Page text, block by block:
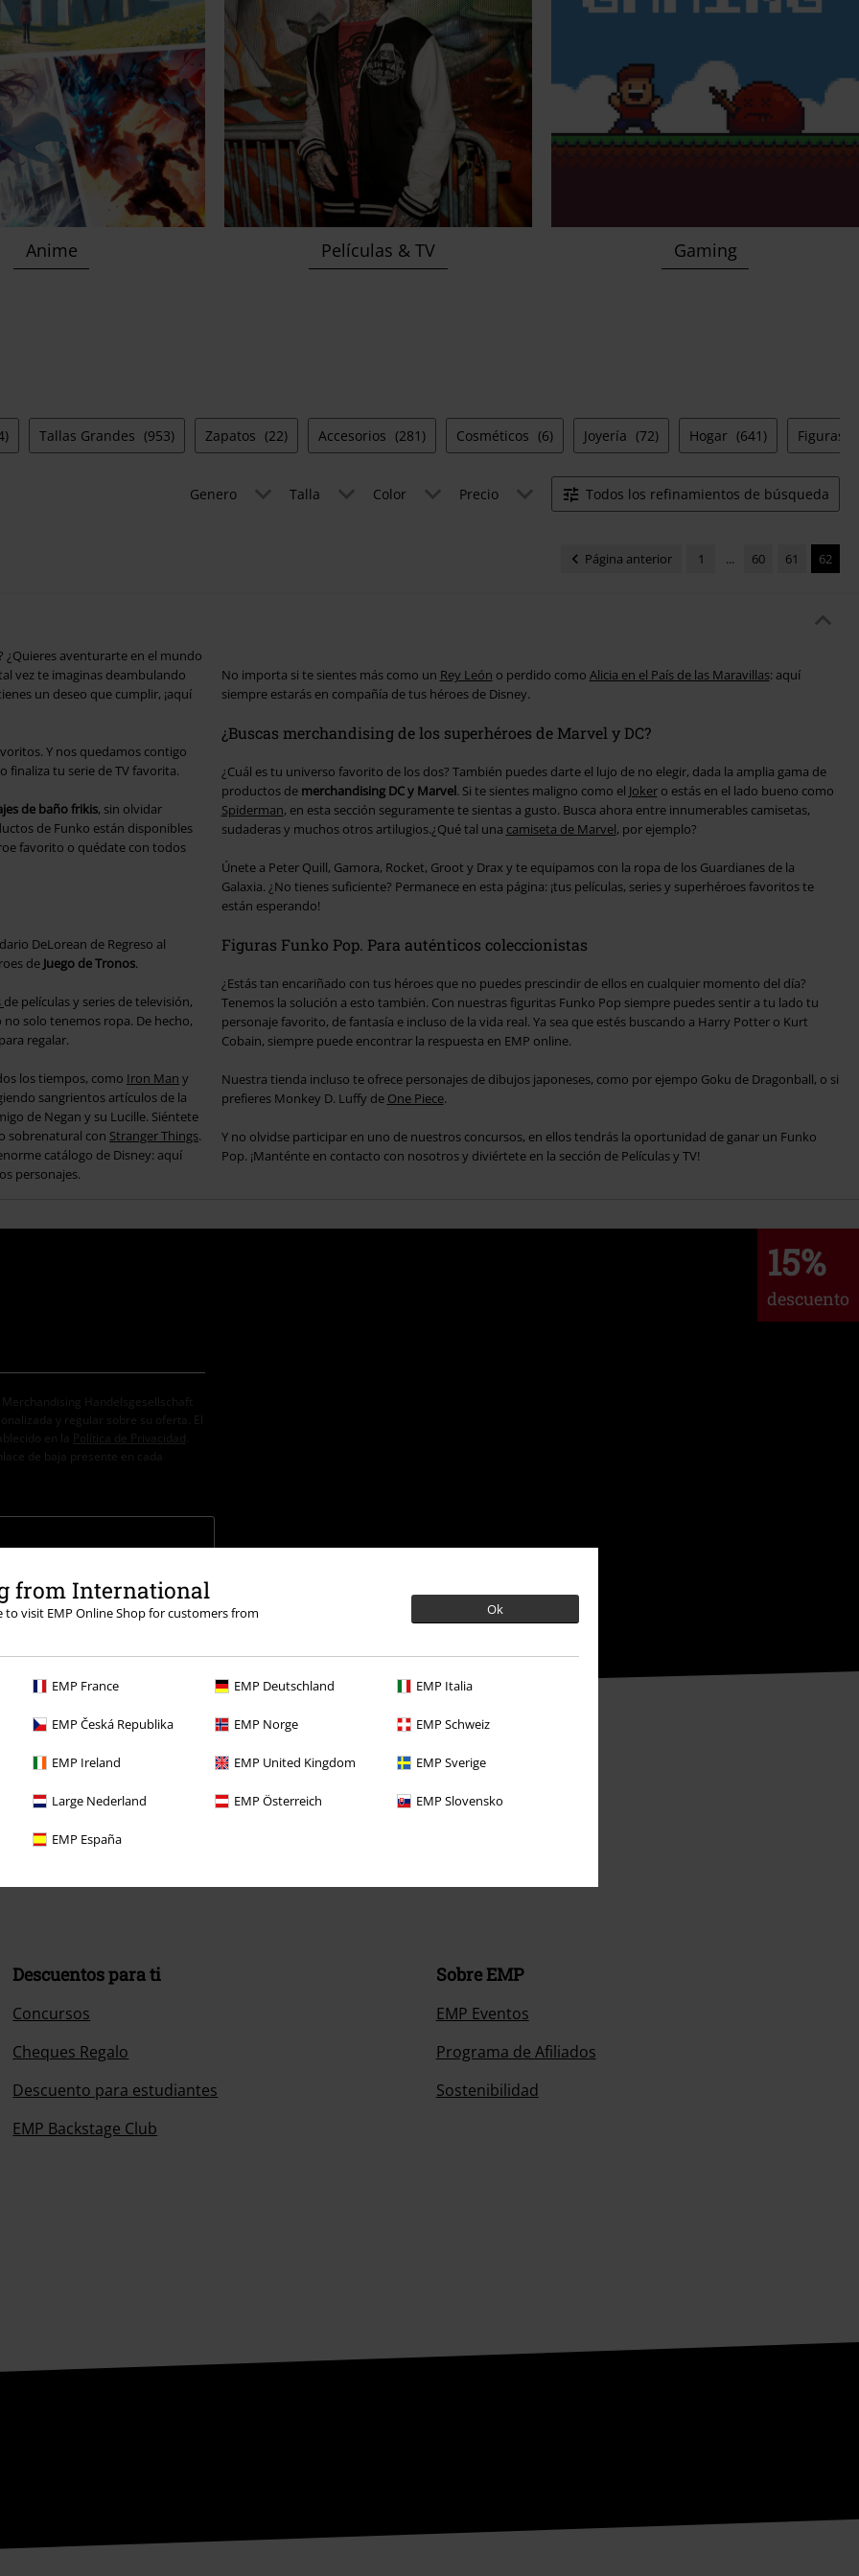
from International
to visit EMP Online Shop for customers from
Ok
EMP France EMP Deutschland EMP Italia
EMP Česká Republika EMP Norge EMP Schweiz
EMP Ireland EMP United Kingdom EMP Sverige
Large Nederland EMP Österreich EMP Slovensko
EMP España
Anime Películas & TV Gaming
Tallas Grandes (953) Zapatos (22) Accesorios (281) Cosméticos (6) Joyería (72) Hogar (641) Figuras
Genero Talla Color Precio Todos los refinamientos de búsqueda
Página anterior 1 ... 60 61 62
¿Quieres aventurarte en el mundo
vez te imaginas deambulando
un deseo que cumplir, ¡aquí
Y nos quedamos contigo
finaliza tu serie de TV favorita.
de baño frikis, sin olvidar
de Funko están disponibles
favorito o quédate con todos
DeLorean de Regreso al
de Juego de Tronos.
de películas y series de televisión,
solo tenemos ropa. De hecho,
regalar.
los tiempos, como Iron Man y
sangrientos artículos de la
de Negan y su Lucille. Siéntete
sobrenatural con Stranger Things.
catálogo de Disney: aquí
personajes.
No importa si te sientes más como un Rey León o perdido como Alicia en el País de las Maravillas: aquí
siempre estarás en compañía de tus héroes de Disney.
¿Buscas merchandising de los superhéroes de Marvel y DC?
¿Cuál es tu universo favorito de los dos? También puedes darte el lujo de no elegir, dada la amplia gama de
productos de merchandising DC y Marvel. Si te sientes maligno como el Jokero estás en el lado bueno como
Spiderman, en esta sección seguramente te sientas a gusto. Busca ahora entre innumerables camisetas,
sudaderas y muchos otros artilugios.¿Qué tal una camiseta de Marvel, por ejemplo?
Únete a Peter Quill, Gamora, Rocket, Groot y Drax y te equipamos con la ropa de los Guardianes de la
Galaxia. ¿No tienes suficiente? Permanece en esta página: ¡tus películas, series y superhéroes favoritos te
están esperando!
Figuras Funko Pop. Para auténticos coleccionistas
¿Estás tan encariñado con tus héroes que no puedes prescindir de ellos en cualquier momento del día?
Tenemos la solución a esto también. Con nuestras figuritas Funko Pop siempre puedes sentir a tu lado tu
personaje favorito, de fantasía e incluso de la vida real. Ya sea que estés buscando a Harry Potter o Kurt
Cobain, siempre puede encontrar la respuesta en EMP online.
Nuestra tienda incluso te ofrece personajes de dibujos japoneses, como por ejempo Goku de Dragonball, o si
prefieres Monkey D. Luffy de One Piece.
Y no olvidse participar en uno de nuestros concursos, en ellos tendrás la oportunidad de ganar un Funko
Pop. ¡Manténte en contacto con nosotros y diviértete en la sección de Películas y TV!
15%
descuento
Handelsgesellschaft
y regular sobre su oferta. El
en la
Política de Privacidad
de baja presente en cada
promocionales. El descuento
compra. Libros, media (CD, DVD, LP,
Fischfilet, Broilers, Böhse Onkelz,
Más información
Descuentos para ti
Concursos
Cheques Regalo
Descuento para estudiantes
EMP Backstage Club
Sobre EMP
EMP Eventos
Programa de Afiliados
Sostenibilidad